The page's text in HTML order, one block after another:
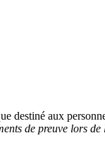
destiné aux
de preuve lors